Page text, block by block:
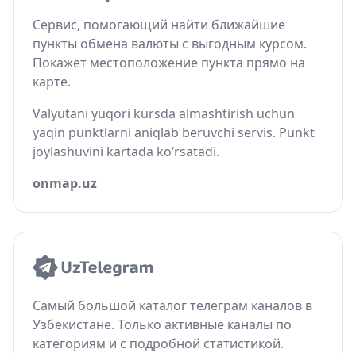
Сервис, помогающий найти ближайшие
пункты обмена валюты с выгодным курсом.
Покажет местоположение пункта прямо на
карте.
Valyutani yuqori kursda almashtirish uchun
yaqin punktlarni aniqlab beruvchi servis. Punkt
joylashuvini kartada ko‘rsatadi.
onmap.uz
Самый большой каталог телеграм каналов в
Узбекистане. Только активные каналы по
категориям и с подробной статистикой.